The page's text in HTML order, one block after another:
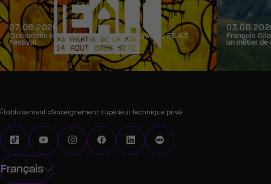
07.08.2026
Cinécréatis renouvelle son partenariat avec le F.E.A.T
Festival
François
un métier de
Établissement d'enseignement supérieur technique privé
Français